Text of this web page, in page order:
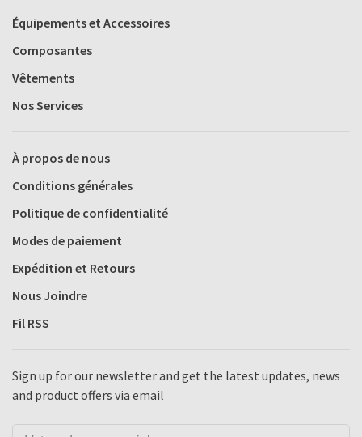
Équipements et Accessoires
Composantes
Vêtements
Nos Services
À propos de nous
Conditions générales
Politique de confidentialité
Modes de paiement
Expédition et Retours
Nous Joindre
Fil RSS
Sign up for our newsletter and get the latest updates, news
and product offers via email